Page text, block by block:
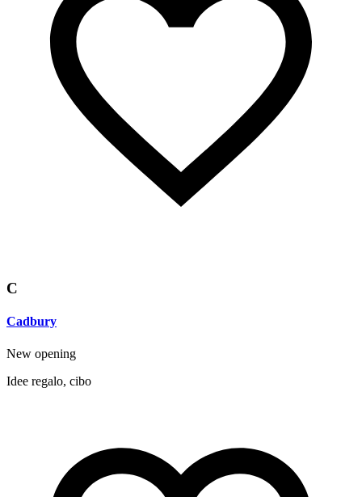
C
Cadbury
New opening
Idee regalo, cibo